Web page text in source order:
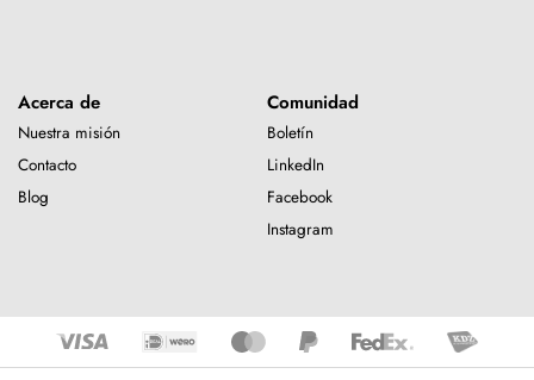
Acerca de
Nuestra misión
Contacto
Blog
Comunidad
Boletín
LinkedIn
Facebook
Instagram